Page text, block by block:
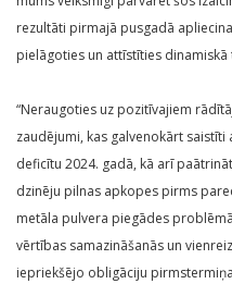
rezultāti pirmajā pusgadā
pielāgoties un attīstīties dinamiskā
“Neraugoties uz pozitīvajiem
zaudējumi, kas galvenokārt
deficītu 2024. gadā, kā arī
dzinēju pilnas apkopes pirms
metāla pulvera piegādes
vērtības samazināšanās un
iepriekšējo obligāciju